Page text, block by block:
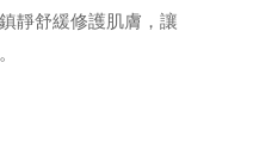
靜舒緩修護肌膚，讓